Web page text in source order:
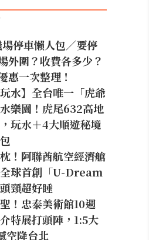
停車懶人包／要停
外圍？收費各多少？
惠一次整理！
玩水】全台唯一「虎爺
樂園！虎尾632高地
玩水＋4大順遊秘境
！阿聯酋航空經濟艙
球首創「U-Dream
頸超好睡
！忠泰美術館10週
特展打頭陣，1:5大
空降台北